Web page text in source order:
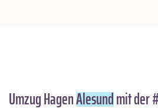
Umzug HagenAlesundmit der